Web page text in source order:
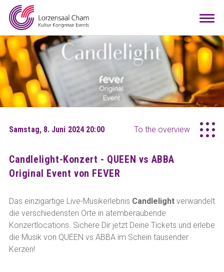
Booking
Visitors
Info
Teamwork
Samstag, 8. Juni 2024 20:00
To the overview
Candlelight-Konzert - QUEEN vs ABBA
Original Event von FEVER
Das einzigartige Live-Musikerlebnis Candlelight verwandelt
die verschiedensten Orte in atemberaubende
Konzertlocations. Sichere Dir jetzt Deine Tickets und erlebe
die Musik von QUEEN vs ABBA im Schein tausender
Kerzen!